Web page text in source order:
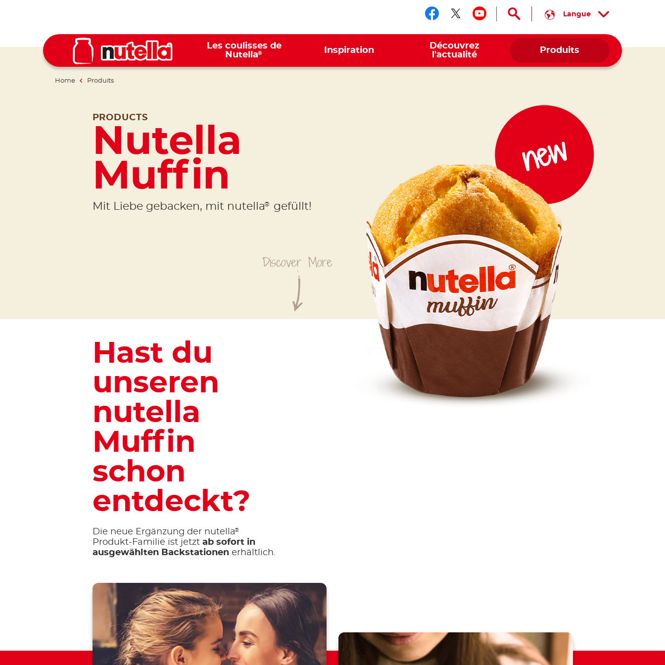
Suivez-nous sur facebook
Suivez-nous sur twitter
Suivez-nous sur youtube
Langue
Les coulisses de
Nutella® Inspiration
Découvrez
l'actualité
Produits
Home Produits
PRODUCTS
Nutella
Muffin
Mit Liebe gebacken, mit nutella® gefüllt!
new
Hast du
unseren
nutella
Muffin
schon
entdeckt?
Die neue Ergänzung der nutella®
Produkt-Familie ist jetzt ab sofort in
ausgewählten Backstationenerhältlich.